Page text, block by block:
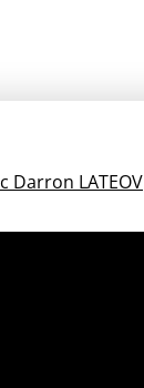
Darron LATEOV